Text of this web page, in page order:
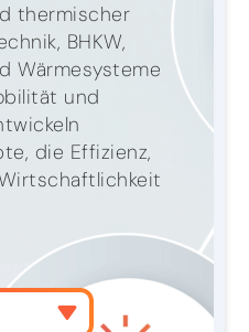
thermischer
BHKW,
Wärmesysteme
und
die Effizienz,